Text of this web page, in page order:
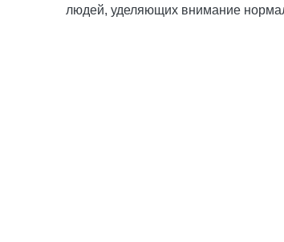
людей, уделяющих внимание